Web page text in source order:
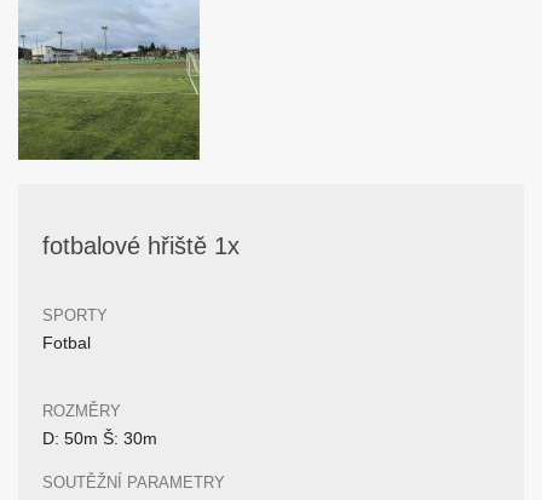
fotbalové hřiště 1x
SPORTY
Fotbal
ROZMĚRY
D: 50m Š: 30m
SOUTĚŽNÍ PARAMETRY